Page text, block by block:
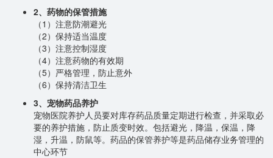
2、药物的保管措施
（1）注意防潮避光
（2）保持适当温度
（3）注意控制湿度
（4）注意药物的有效期
（5）严格管理，防止意外
（6）保持清洁卫生
3、宠物药品养护
宠物医院养护人员要对库存药品质量定期进行检查，并采取必
要的养护措施，防止质变时效。包括避光，降温，保温，降
湿，升温，防鼠等。药品的保管养护等是药品储存业务管理的
中心环节